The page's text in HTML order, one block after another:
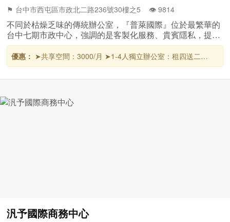
⚑ 台中市西屯區市政北二路236號30樓之5 👁️‍ 9814
不同於枯燥乏味的傳統辦公室，『普萊國際』位於最繁華的
台中七期市政中心，強調的是客製化服務、貴賓隱私，提供
時尚、舒適並且兼具商務的辦公空間。
優惠： ➤共享空間：3000/月 ➤1-4人獨立辦公室：租四送二
2023台中超夯必租「普萊國際商務中心」 優質辦公環境-嚴選推
汎予國際商務中心